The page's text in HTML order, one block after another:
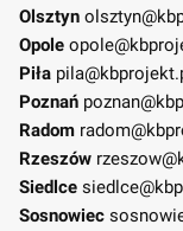
Olsztyn
Opole
Piła
Poznań
Radom
Rzeszów
Siedlce
Sosnowiec